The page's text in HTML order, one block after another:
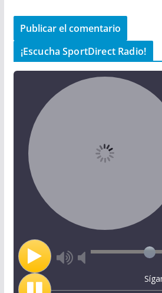
¡Escucha SportDirect Radio!